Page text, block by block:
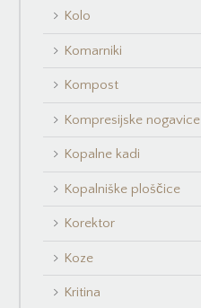
Kolo
Komarniki
Kompost
Kompresijske nogavice
Kopalne kadi
Kopalniške ploščice
Korektor
Koze
Kritina